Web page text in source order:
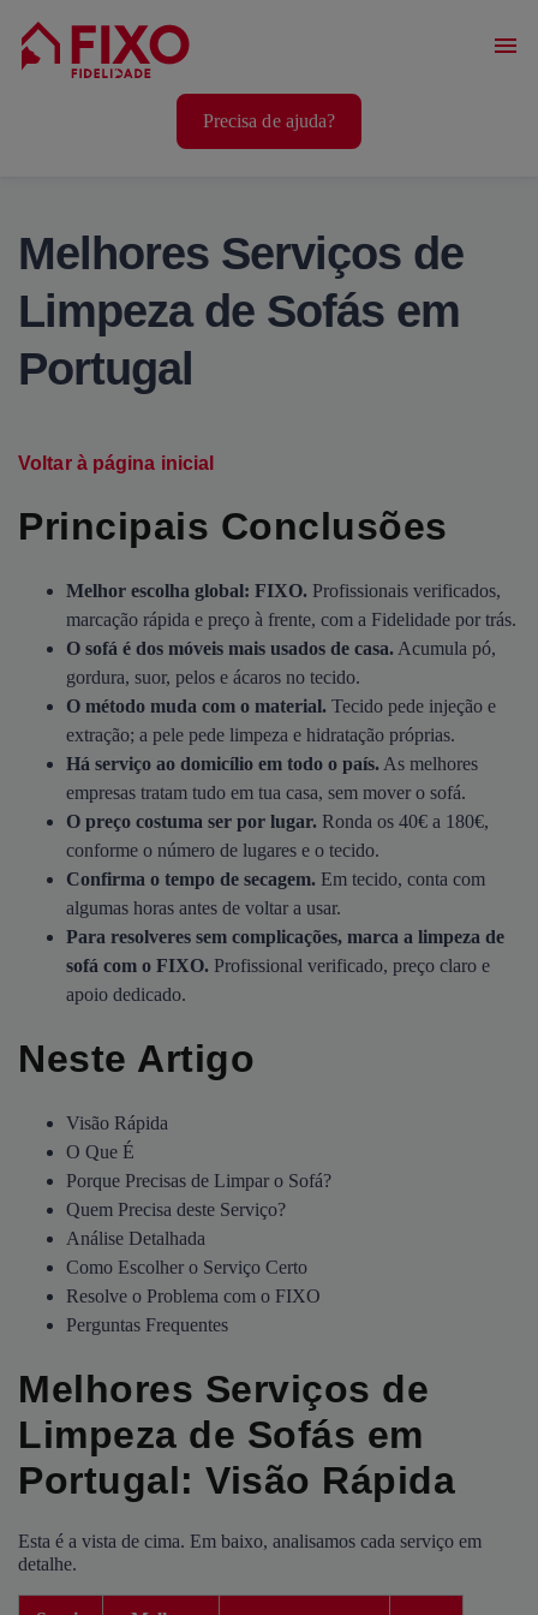
Serviços Casa
Precisa de ajuda?
Melhores Serviços de
Limpeza de Sofás em
Portugal
Voltar à página inicial
Principais Conclusões
Melhor escolha global: FIXO. Profissionais verificados,
marcação rápida e preço à frente, com a Fidelidade por trás.
O sofá é dos móveis mais usados de casa. Acumula pó,
gordura, suor, pelos e ácaros no tecido.
O método muda com o material. Tecido pede injeção e
extração; a pele pede limpeza e hidratação próprias.
Há serviço ao domicílio em todo o país. As melhores
empresas tratam tudo em tua casa, sem mover o sofá.
O preço costuma ser por lugar. Ronda os 40€ a 180€,
conforme o número de lugares e o tecido.
Confirma o tempo de secagem. Em tecido, conta com
algumas horas antes de voltar a usar.
Para resolveres sem complicações, marca a limpeza de
sofá com o FIXO. Profissional verificado, preço claro e
apoio dedicado.
Neste Artigo
Visão Rápida
O Que É
Porque Precisas de Limpar o Sofá?
Quem Precisa deste Serviço?
Análise Detalhada
Como Escolher o Serviço Certo
Resolve o Problema com o FIXO
Perguntas Frequentes
Melhores Serviços de
Limpeza de Sofás em
Portugal: Visão Rápida
Esta é a vista de cima. Em baixo, analisamos cada serviço em
detalhe.